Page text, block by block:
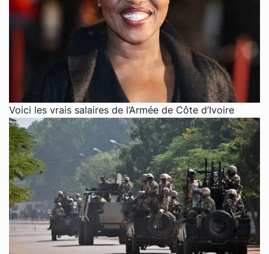
Voici les vrais salaires de l’Armée de Côte d’Ivoire